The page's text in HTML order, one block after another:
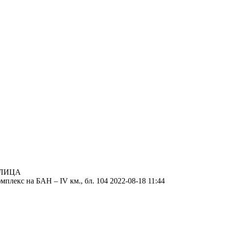
на БАН – IV км., бл. 104 2022-08-18 11:44